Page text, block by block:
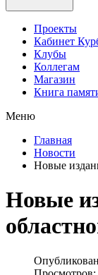
Проекты
Кабинет
Клубы
Коллегам
Магазин
Книга
Меню
Главная
Новости
Новые
Новые